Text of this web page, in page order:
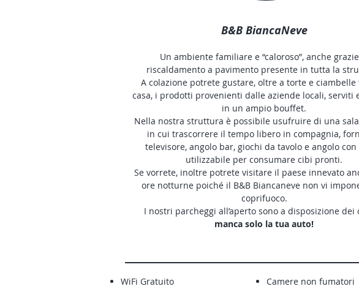
B&B BiancaNeve
Un ambiente familiare e “caloroso”, anche
riscaldamento a pavimento presente in tutta la
A colazione potrete gustare, oltre a torte e
casa, i prodotti provenienti dalle aziende locali, serviti
in un ampio bouffet.
Nella nostra struttura è possibile usufruire di una
in cui trascorrere il tempo libero in compagnia,
televisore, angolo bar, giochi da tavolo e angolo con
utilizzabile per consumare cibi pronti.
Se vorrete, inoltre potrete visitare il paese innevato
ore notturne poiché il B&B Biancaneve non vi
coprifuoco.
I nostri parcheggi all’aperto sono a disposizione dei
manca solo la tua auto!
WiFi Gratuito Camere non fumatori